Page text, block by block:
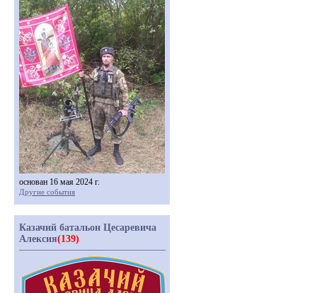
основан 16 мая 2024 г.
Другие события
Казачий батальон Цесаревича
Алексия(139)